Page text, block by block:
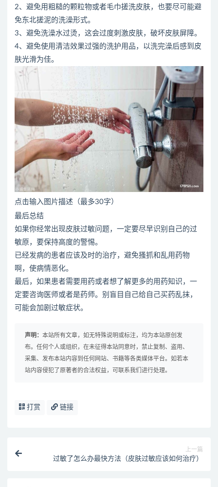
2、避免用粗糙的颗粒物或者毛巾搓洗皮肤，也要尽可能避
免东北搓泥的洗澡形式。
3、避免洗澡水过烫，这会过度刺激皮肤，破坏皮肤屏障。
4、避免使用清洁效果过强的洗护用品，以洗完澡后感到皮
肤光滑为佳。
点击输入图片描述（最多30字）
最后总结
如果你经常出现皮肤过敏问题，一定要尽早识别自己的过
敏原，要保持高度的警惕。
已经发病的患者应该及时的治疗，避免搔抓和乱用药物
啊，使病情恶化。
最后，如果患者需要用药或者想了解更多的用药知识，一
定要咨询医师或者是药师。别盲目自己给自己买药乱抹，
可能会加剧过敏症状。
声明： 本站所有文章，如无特殊说明或标注，均为本站原创发
布。任何个人或组织，在未征得本站同意时，禁止复制、盗用、
采集、发布本站内容到任何网站、书籍等各类媒体平台。如若本
站内容侵犯了原著者的合法权益，可联系我们进行处理。
打赏 链接
上一篇
过敏了怎么办最快方法（皮肤过敏应该如何治疗）